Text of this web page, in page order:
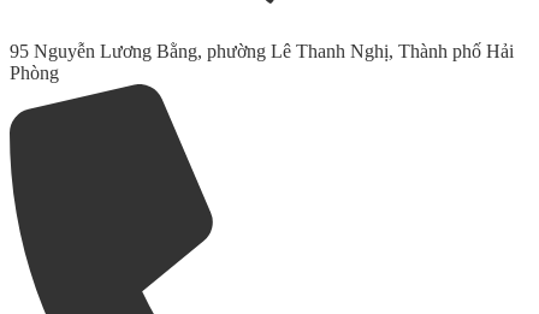
95 Nguyễn Lương Bằng, phường Lê Thanh Nghị, Thành phố Hải
Phòng